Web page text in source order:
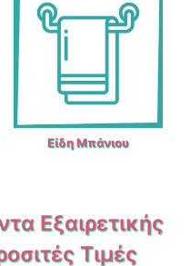
Είδη Μπάνιου
Εξαιρετικής
Τιμές